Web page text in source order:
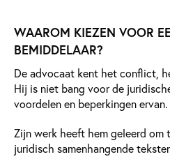
WAAROM KIEZEN VOOR
BEMIDDELAAR?
De advocaat kent het conflict,
Hij is niet bang voor de
voordelen en beperkingen ervan.
Zijn werk heeft hem geleerd om
juridisch samenhangende